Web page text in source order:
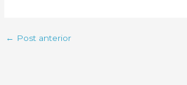
← Post anterior